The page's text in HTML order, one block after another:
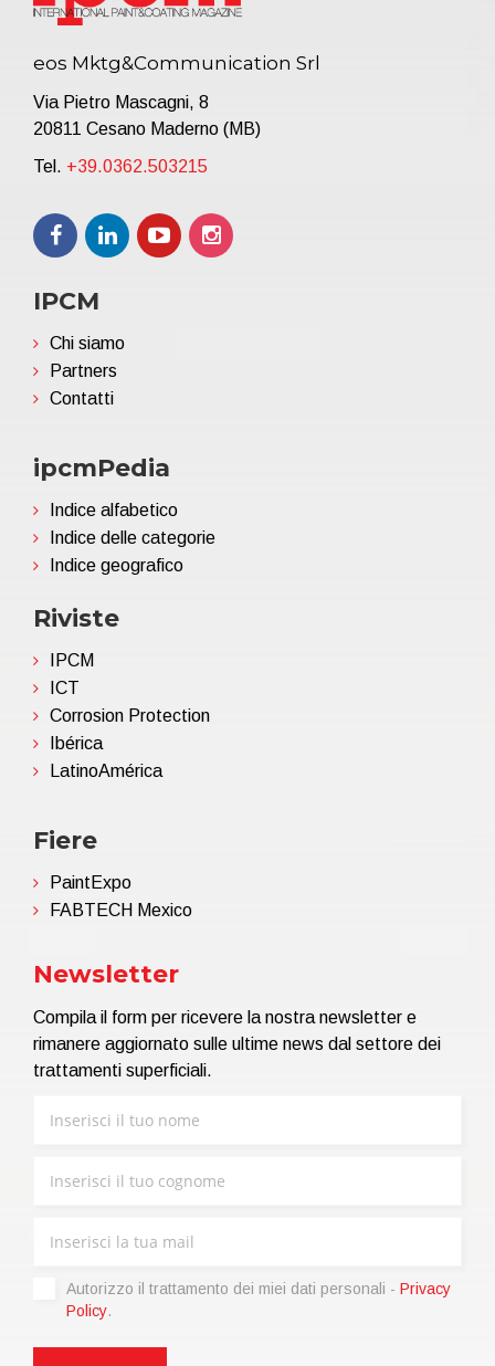
eos Mktg&Communication Srl
Via Pietro Mascagni, 8
20811 Cesano Maderno (MB)
Tel. +39.0362.503215
IPCM
Chi siamo
Partners
Contatti
ipcmPedia
Indice alfabetico
Indice delle categorie
Indice geografico
Riviste
IPCM
ICT
Corrosion Protection
Ibérica
LatinoAmérica
Fiere
PaintExpo
FABTECH Mexico
Newsletter
Compila il form per ricevere la nostra newsletter e
rimanere aggiornato sulle ultime news dal settore dei
trattamenti superficiali.
Autorizzo il trattamento dei miei dati personali - Privacy
Policy.